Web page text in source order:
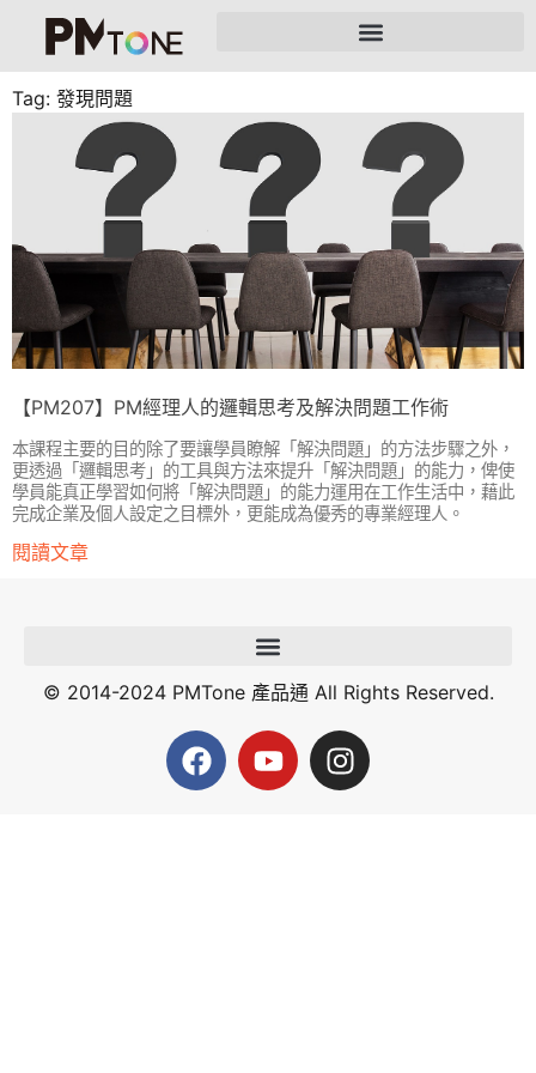
Tag: 發現問題
【PM207】PM經理人的邏輯思考及解決問題工作術
本課程主要的目的除了要讓學員瞭解「解決問題」的方法步驟之外，
更透過「邏輯思考」的工具與方法來提升「解決問題」的能力，俾使
學員能真正學習如何將「解決問題」的能力運用在工作生活中，藉此
完成企業及個人設定之目標外，更能成為優秀的專業經理人。
閱讀文章
© 2014-2024 PMTone 產品通 All Rights Reserved.